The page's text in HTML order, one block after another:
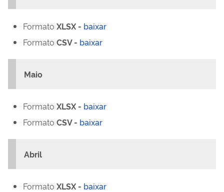
Formato XLSX - baixar
Formato CSV - baixar
Maio
Formato XLSX - baixar
Formato CSV - baixar
Abril
Formato XLSX - baixar